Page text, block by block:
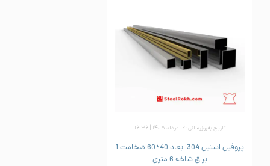
تاریخ به‌روزرسانی: ۱۲ مرداد ۱۴۰۵ | ۱۶:۳۶
پروفیل استیل 304 ابعاد 40*60 ضخامت 1
براق شاخه 6 متری